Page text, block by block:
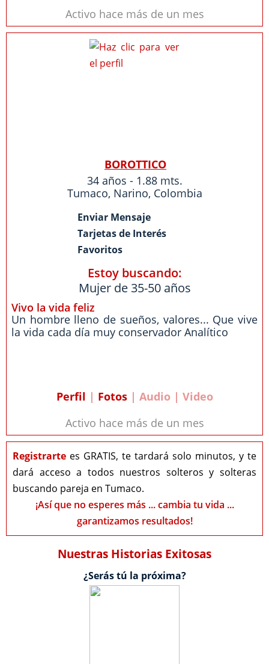
Activo hace más de un mes
BOROTTICO
34 años - 1.88 mts.
Tumaco, Narino, Colombia
Enviar Mensaje
Tarjetas de Interés
Favoritos
Estoy buscando:
Mujer de 35-50 años
Vivo la vida feliz
Un hombre lleno de sueños, valores... Que vive
la vida cada día muy conservador Analítico
Perfil | Fotos| Audio | Video
Activo hace más de un mes
Registrarte es GRATIS, te tardará solo minutos, y te
dará acceso a todos nuestros solteros y solteras
buscando pareja en Tumaco.
¡Así que no esperes más ... cambia tu vida ...
garantizamos resultados!
Nuestras Historias Exitosas
¿Serás tú la próxima?